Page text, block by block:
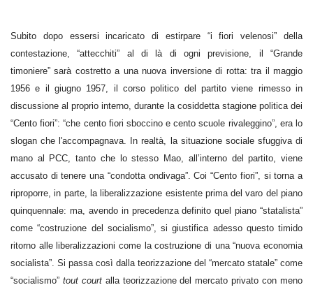
Subito dopo essersi incaricato di estirpare “i fiori velenosi” della
contestazione, “attecchiti” al di là di ogni previsione, il “Grande
timoniere” sarà costretto a una nuova inversione di rotta: tra il maggio
1956 e il giugno 1957, il corso politico del partito viene rimesso in
discussione al proprio interno, durante la cosiddetta stagione politica dei
“Cento fiori”: “che cento fiori sboccino e cento scuole rivaleggino”, era lo
slogan che l'accompagnava. In realtà, la situazione sociale sfuggiva di
mano al PCC, tanto che lo stesso Mao, all’interno del partito, viene
accusato di tenere una “condotta ondivaga”. Coi “Cento fiori”, si torna a
riproporre, in parte, la liberalizzazione esistente prima del varo del piano
quinquennale: ma, avendo in precedenza definito quel piano “statalista”
come “costruzione del socialismo”, si giustifica adesso questo timido
ritorno alle liberalizzazioni come la costruzione di una “nuova economia
socialista”. Si passa così dalla teorizzazione del “mercato statale” come
“socialismo” tout courtalla teorizzazione del mercato privato con meno